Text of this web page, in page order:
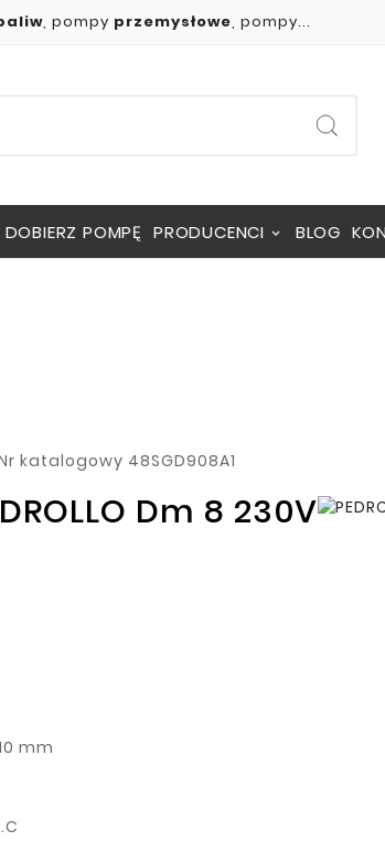
, pompy przemysłowe, pompy...
DOBIERZ POMPĘ PRODUCENCI BLOG
katalogowy 48SGD908A1
Dm 8 230V
mm